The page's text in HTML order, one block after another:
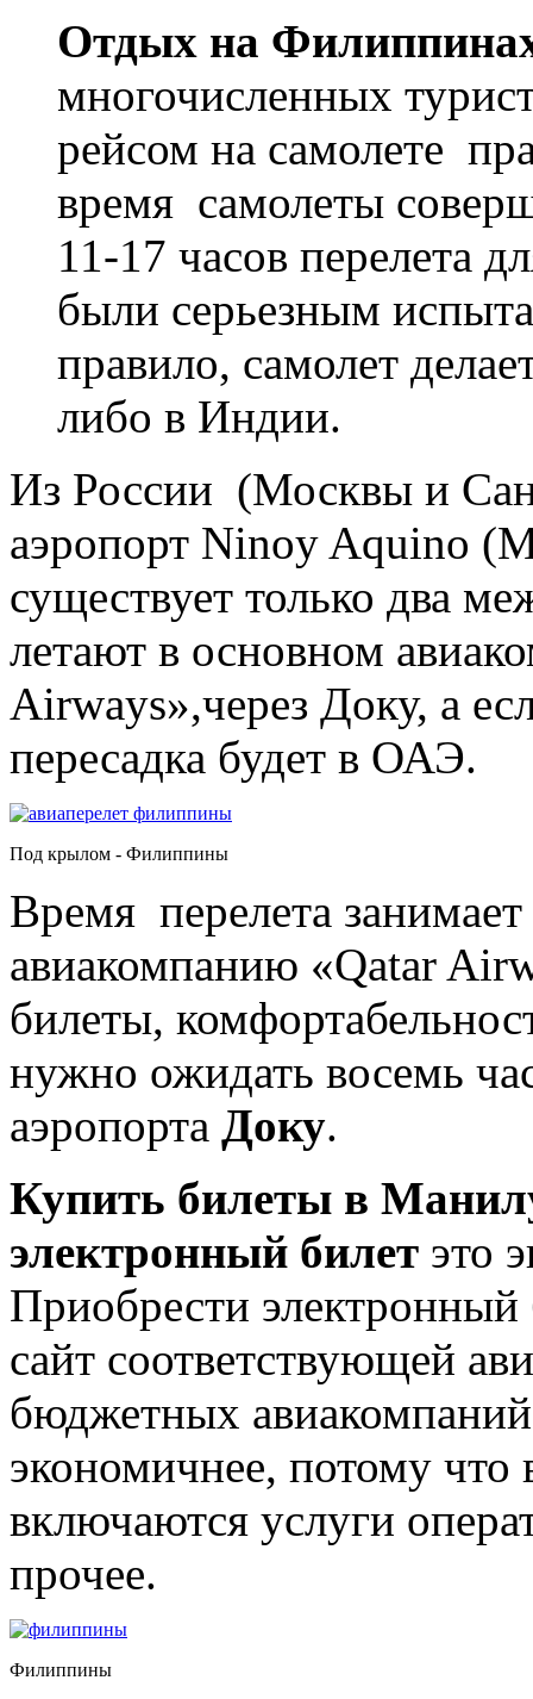
Отдых на
многочисленных
рейсом на самолете
время самолеты
11-17 часов перелета
были серьезным
правило, самолет
либо в Индии.
Из России (Москвы и
аэропорт Ninoy Aquino
существует только два
летают в основном
Airways»,через Доку, а
пересадка будет в ОАЭ.
Под крылом - Филиппины
Время перелета занимает
авиакомпанию «Qatar
билеты,
нужно ожидать восемь
аэропорта Доку.
Купить билеты в
электронный билет это
Приобрести
сайт соответствующей
бюджетных
экономичнее, потому что
включаются услуги
прочее.
Филиппины